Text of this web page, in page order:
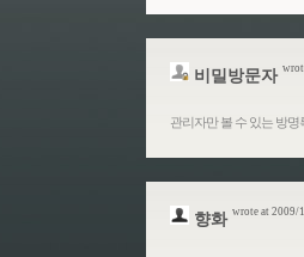
비밀방문자
관리자만 볼 수 있는 방
향화 wrote at 2009/